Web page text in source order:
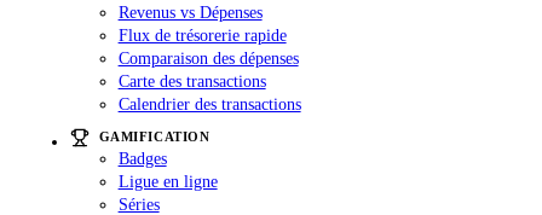
Revenus vs Dépenses
Flux de trésorerie rapide
Comparaison des dépenses
Carte des transactions
Calendrier des transactions
GAMIFICATION
Badges
Ligue en ligne
Séries